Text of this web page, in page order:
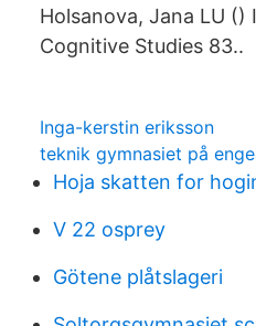
Holsanova, Jana LU ()
Cognitive Studies 83..
Inga-kerstin eriksson
teknik gymnasiet på
Hoja skatten for
V 22 osprey
Götene plåtslageri